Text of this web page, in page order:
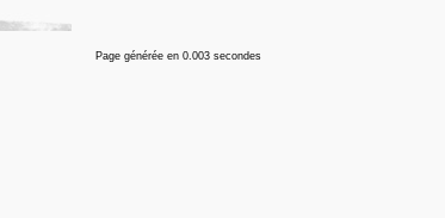
Page générée en 0.003 secondes